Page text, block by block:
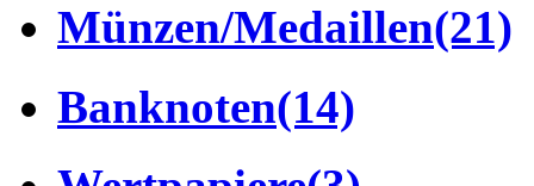
Münzen/Medaillen(21)
Banknoten(14)